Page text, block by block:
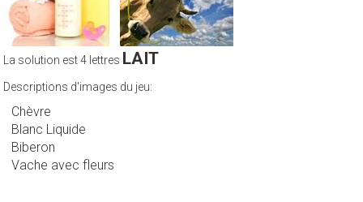
La solution est 4 lettres LAIT
Descriptions d'images du jeu:
Chèvre
Blanc Liquide
Biberon
Vache avec fleurs